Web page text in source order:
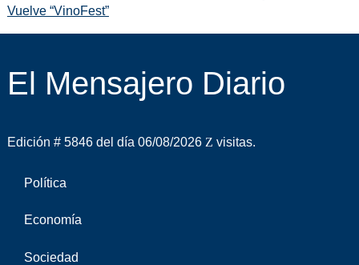
Vuelve “VinoFest”
El Mensajero Diario
Edición # 5846 del día 06/08/2026 visitas.
Política
Economía
Sociedad